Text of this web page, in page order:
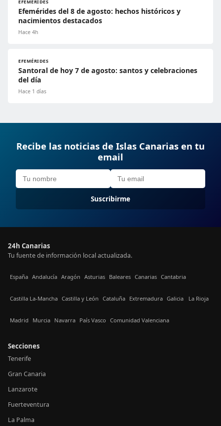
EFEMÉRIDES
Efemérides del 8 de agosto: hechos históricos y
nacimientos destacados
Hace 4h
EFEMÉRIDES
Santoral de hoy 7 de agosto: santos y celebraciones
del día
Hace 1 días
Recibe las noticias de Islas Canarias en tu
email
Suscribirme
24h Canarias
Tu fuente de información local actualizada.
España Andalucía Aragón Asturias Baleares Canarias Cantabria
Castilla La-Mancha Castilla y León Cataluña Extremadura Galicia La Rioja
Madrid Murcia Navarra País Vasco Comunidad Valenciana
Secciones
Tenerife
Gran Canaria
Lanzarote
Fuerteventura
La Palma